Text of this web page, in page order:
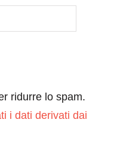
ridurre lo spam.
i dati derivati dai